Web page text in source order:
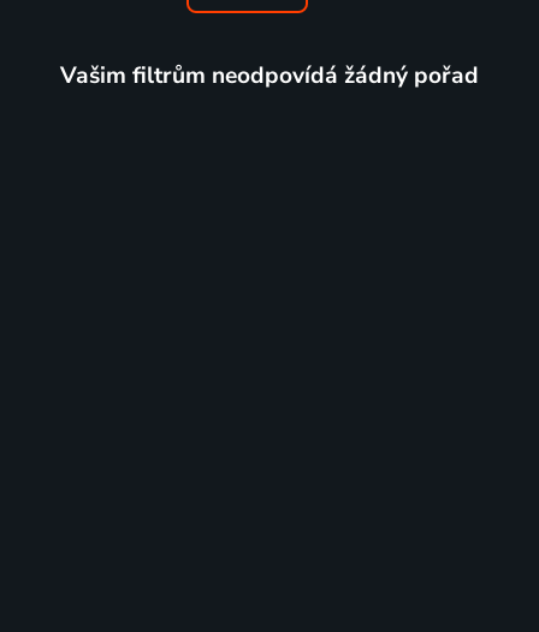
Vašim filtrům neodpovídá žádný pořad